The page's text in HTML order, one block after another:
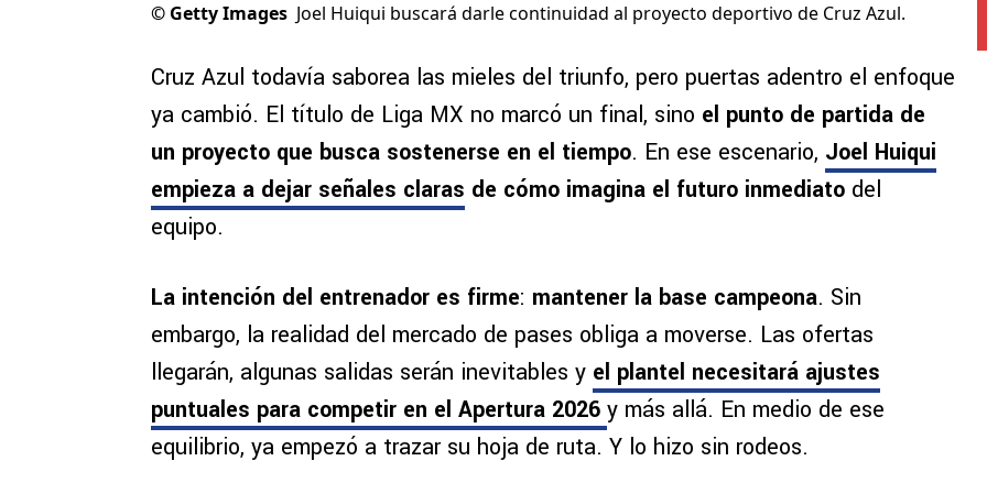
© Getty Images Joel Huiqui buscará darle continuidad al proyecto deportivo de Cruz Azul.
Cruz Azul todavía saborea las mieles del triunfo, pero puertas adentro el enfoque
ya cambió. El título de Liga MX no marcó un final, sino el punto de partida de
un proyecto que busca sostenerse en el tiempo. En ese escenario, Joel Huiqui
empieza a dejar señales claras de cómo imagina el futuro inmediato del
equipo.
La intención del entrenador es firme: mantener la base campeona. Sin
embargo, la realidad del mercado de pases obliga a moverse. Las ofertas
llegarán, algunas salidas serán inevitables y el plantel necesitará ajustes
puntuales para competir en el Apertura 2026 y más allá. En medio de ese
equilibrio, ya empezó a trazar su hoja de ruta. Y lo hizo sin rodeos.